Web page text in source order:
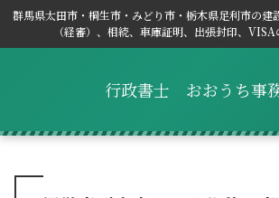
群馬県太田市・桐生市・みどり市・栃木県足利市の建
（経審）、相続、車庫証明、出張封印、
行政書士 おおうち事